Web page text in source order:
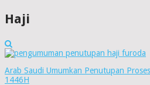
Haji
Arab Saudi Umumkan Penutupan
1446H